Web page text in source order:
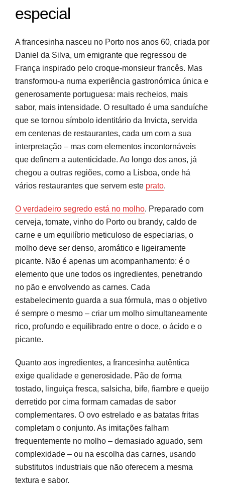
especial
A francesinha nasceu no Porto nos anos 60, criada por
Daniel da Silva, um emigrante que regressou de
França inspirado pelo croque-monsieur francês. Mas
transformou-a numa experiência gastronómica única e
generosamente portuguesa: mais recheios, mais
sabor, mais intensidade. O resultado é uma sanduíche
que se tornou símbolo identitário da Invicta, servida
em centenas de restaurantes, cada um com a sua
interpretação – mas com elementos incontornáveis
que definem a autenticidade. Ao longo dos anos, já
chegou a outras regiões, como a Lisboa, onde há
vários restaurantes que servem este prato.
O verdadeiro segredo está no molho. Preparado com
cerveja, tomate, vinho do Porto ou brandy, caldo de
carne e um equilíbrio meticuloso de especiarias, o
molho deve ser denso, aromático e ligeiramente
picante. Não é apenas um acompanhamento: é o
elemento que une todos os ingredientes, penetrando
no pão e envolvendo as carnes. Cada
estabelecimento guarda a sua fórmula, mas o objetivo
é sempre o mesmo – criar um molho simultaneamente
rico, profundo e equilibrado entre o doce, o ácido e o
picante.
Quanto aos ingredientes, a francesinha autêntica
exige qualidade e generosidade. Pão de forma
tostado, linguiça fresca, salsicha, bife, fiambre e queijo
derretido por cima formam camadas de sabor
complementares. O ovo estrelado e as batatas fritas
completam o conjunto. As imitações falham
frequentemente no molho – demasiado aguado, sem
complexidade – ou na escolha das carnes, usando
substitutos industriais que não oferecem a mesma
textura e sabor.